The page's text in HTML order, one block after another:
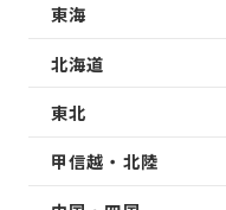
東海
北海道
東北
甲信越・北陸